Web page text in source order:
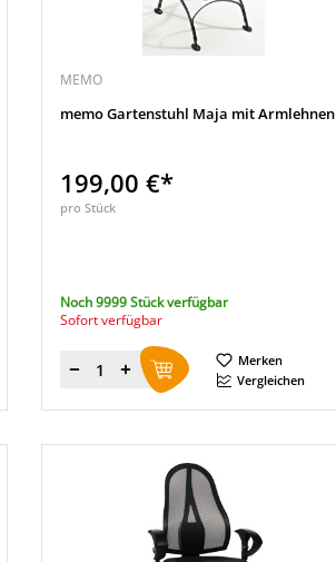
MEMO
memo Gartenstuhl Maja mit Armlehnen
199,00 €*
pro Stück
Noch 9999 Stück verfügbar
Sofort verfügbar
Menge
Merken
Vergleichen